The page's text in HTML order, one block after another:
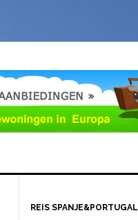
REIS SPANJE&PORTUGAL